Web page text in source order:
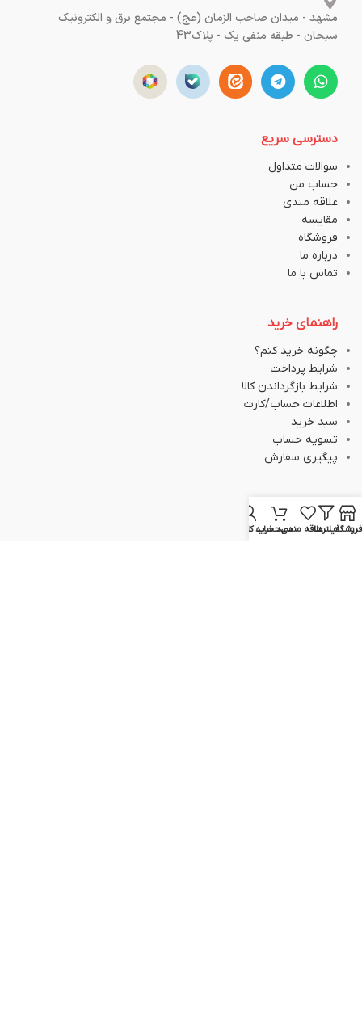
مشهد - میدان صاحب الزمان (عج) - مجتمع برق و الکترونیک
سبحان - طبقه منفی یک - پلاک43
دسترسی سریع
سوالات متداول
حساب من
علاقه مندی
مقایسه
فروشگاه
درباره ما
تماس با ما
راهنمای خرید
چگونه خرید کنم؟
شرایط پرداخت
شرایط بازگرداندن کالا
اطلاعات حساب/کارت
سبد خرید
تسویه حساب
پیگیری سفارش
ارتباط با ما
فروشگاهفیلترهاعلاقه مندیسبد خرید
حساب کاربری من